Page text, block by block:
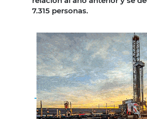
7.315 personas.